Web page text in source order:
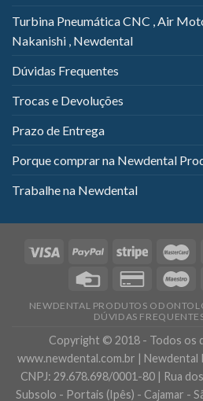
Turbina Pneumática CNC , Air
Nakanishi , Newdental
Dúvidas Frequentes
Trocas e Devoluções
Prazo de Entrega
Porque comprar na Newdental
Trabalhe na Newdental
NEWDENTAL PRODUTOS
DÚVIDAS
Copyright © 2018 - Todos os
www.newdental.com.br |
CNPJ: 29.678.698/0001-80 | Rua
Subsolo - Portais (Ipês) - Cajamar -